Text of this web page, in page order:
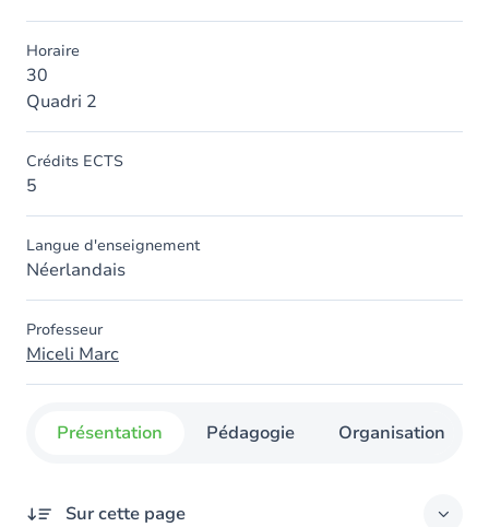
Horaire
30
Quadri 2
Crédits ECTS
5
Langue d'enseignement
Néerlandais
Professeur
Miceli Marc
Présentation Pédagogie Organisation
Sur cette page